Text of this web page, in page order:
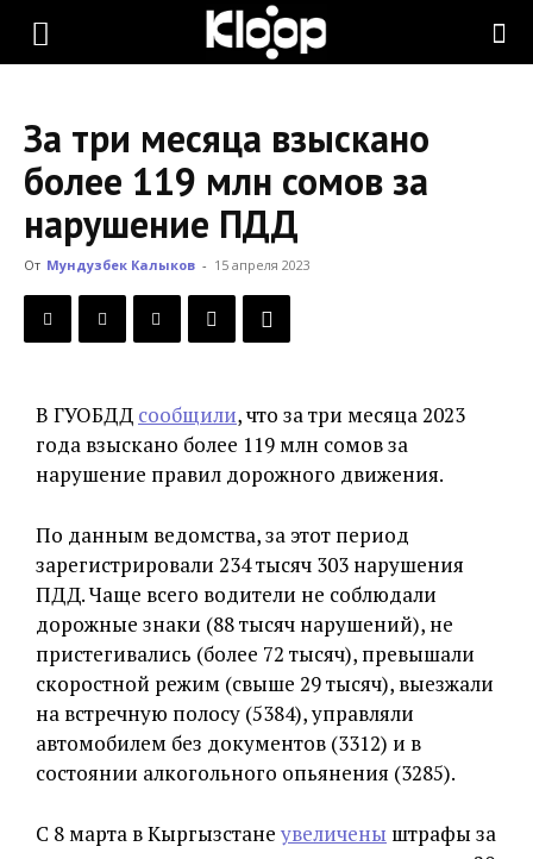
KLOOP.KG
Новости
Кыргызстана
За три месяца взыскано
более 119 млн сомов за
нарушение ПДД
От Мундузбек Калыков - 15 апреля 2023
В ГУОБДД сообщили, что за три месяца 2023
года взыскано более 119 млн сомов за
нарушение правил дорожного движения.
По данным ведомства, за этот период
зарегистрировали 234 тысяч 303 нарушения
ПДД. Чаще всего водители не соблюдали
дорожные знаки (88 тысяч нарушений), не
пристегивались (более 72 тысяч), превышали
скоростной режим (свыше 29 тысяч), выезжали
на встречную полосу (5384), управляли
автомобилем без документов (3312) и в
состоянии алкогольного опьянения (3285).
С 8 марта в Кыргызстане увеличены штрафы за